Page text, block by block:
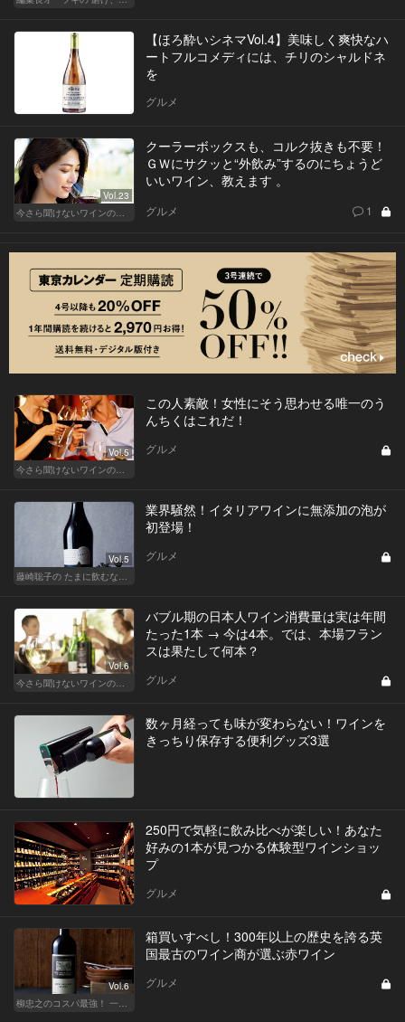
【ほろ酔いシネマVol.4】美味しく爽快なハ
ートフルコメディには、チリのシャルドネ
を
グルメ
Vol.23
今さら聞けないワインの基礎知識
クーラーボックスも、コルク抜きも不要！
ＧＷにサクッと“外飲み”するのにちょうど
いいワイン、教えます 。
グルメ 1
Vol.5
今さら聞けないワインの基礎知識
この人素敵！女性にそう思わせる唯一のう
んちくはこれだ！
グルメ
Vol.5
藤崎聡子の たまに飲むなら、こんな泡
業界騒然！イタリアワインに無添加の泡が
初登場！
グルメ
Vol.6
今さら聞けないワインの基礎知識
バブル期の日本人ワイン消費量は実は年間
たった1本 → 今は4本。では、本場フラン
スは果たして何本？
グルメ
数ヶ月経っても味が変わらない！ワインを
きっちり保存する便利グッズ3選
250円で気軽に飲み比べが楽しい！あなた
好みの1本が見つかる体験型ワインショッ
プ
グルメ
Vol.6
柳忠之のコスパ最強！ 一目おかれる、お値打ちワイン
箱買いすべし！300年以上の歴史を誇る英
国最古のワイン商が選ぶ赤ワイン
グルメ